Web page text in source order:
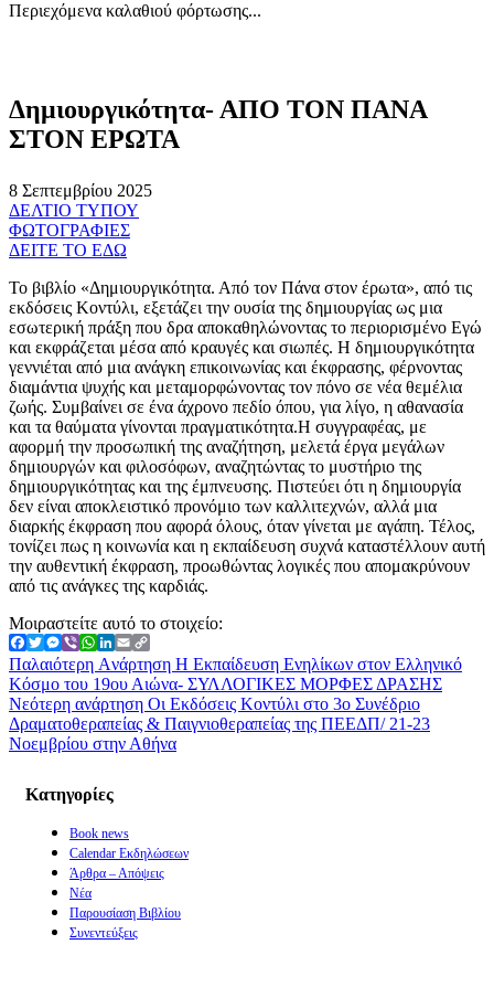
Περιεχόμενα καλαθιού φόρτωσης...
Δημιουργικότητα- ΑΠΟ ΤΟΝ ΠΑΝΑ
ΣΤΟΝ ΕΡΩΤΑ
8 Σεπτεμβρίου 2025
ΔΕΛΤΙΟ ΤΥΠΟΥ
ΦΩΤΟΓΡΑΦΙΕΣ
ΔΕΙΤΕ ΤΟ ΕΔΩ
Το βιβλίο «Δημιουργικότητα. Από τον Πάνα στον έρωτα», από τις
εκδόσεις Κοντύλι, εξετάζει την ουσία της δημιουργίας ως μια
εσωτερική πράξη που δρα αποκαθηλώνοντας το περιορισμένο Εγώ
και εκφράζεται μέσα από κραυγές και σιωπές. Η δημιουργικότητα
γεννιέται από μια ανάγκη επικοινωνίας και έκφρασης, φέρνοντας
διαμάντια ψυχής και μεταμορφώνοντας τον πόνο σε νέα θεμέλια
ζωής. Συμβαίνει σε ένα άχρονο πεδίο όπου, για λίγο, η αθανασία
και τα θαύματα γίνονται πραγματικότητα.Η συγγραφέας, με
αφορμή την προσωπική της αναζήτηση, μελετά έργα μεγάλων
δημιουργών και φιλοσόφων, αναζητώντας το μυστήριο της
δημιουργικότητας και της έμπνευσης. Πιστεύει ότι η δημιουργία
δεν είναι αποκλειστικό προνόμιο των καλλιτεχνών, αλλά μια
διαρκής έκφραση που αφορά όλους, όταν γίνεται με αγάπη. Τέλος,
τονίζει πως η κοινωνία και η εκπαίδευση συχνά καταστέλλουν αυτή
την αυθεντική έκφραση, προωθώντας λογικές που απομακρύνουν
από τις ανάγκες της καρδιάς.
Μοιραστείτε αυτό το στοιχείο:
Facebook
Twitter
Messenger
ViberWhatsApp
LinkedIn
EmailCopy
Link
Παλαιότερη Aνάρτηση Η Εκπαίδευση Ενηλίκων στον Ελληνικό
Κόσμο του 19ου Αιώνα- ΣΥΛΛΟΓΙΚΕΣ ΜΟΡΦΕΣ ΔΡΑΣΗΣ
Νεότερη ανάρτηση Οι Εκδόσεις Κοντύλι στο 3ο Συνέδριο
Δραματοθεραπείας & Παιγνιοθεραπείας της ΠΕΕΔΠ/ 21-23
Νοεμβρίου στην Αθήνα
Kατηγορίες
Book news
Calendar Εκδηλώσεων
Άρθρα – Απόψεις
Νέα
Παρουσίαση Βιβλίου
Συνεντεύξεις